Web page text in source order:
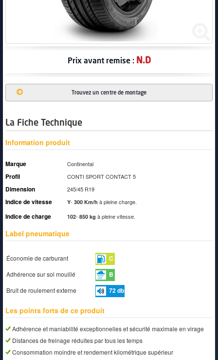
Prix avant remise : N.D
Trouvez un centre de montage
La Fiche Technique
Information produit
Marque Continental
Profil CONTI SPORT CONTACT 5
Dimension 245/45 R19
Indice de vitesse Y- 300 Km/h à pleine charge.
Indice de charge 102- 850 kg à pleine vitesse.
Label pneumatique
Économie de carburant C
Adhérence sur sol mouillé B
Bruit de roulement externe 72db
Les points forts de ce produit
Adhérence et maniabilité exceptionnelles et sécurité maximale en virage
Distances de freinage réduites par tous les temps
Consommation moindre et rendement kilométrique supérieur